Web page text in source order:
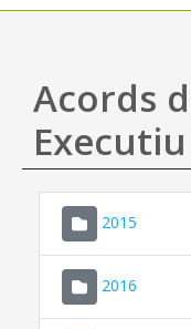
Acords
Executiu
2015
2016